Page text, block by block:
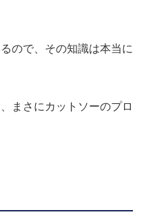
ので、その知識は本当に
まさにカットソーのプロ